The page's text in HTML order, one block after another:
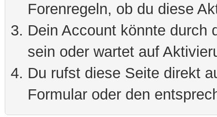
Forenregeln, ob du diese
Dein Account könnte durch
sein oder wartet auf
Du rufst diese Seite direkt
Formular oder den